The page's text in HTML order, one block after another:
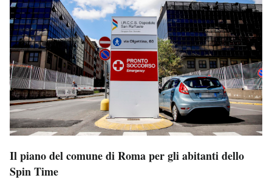
Il piano del comune di Roma per gli abitanti dello
Spin Time